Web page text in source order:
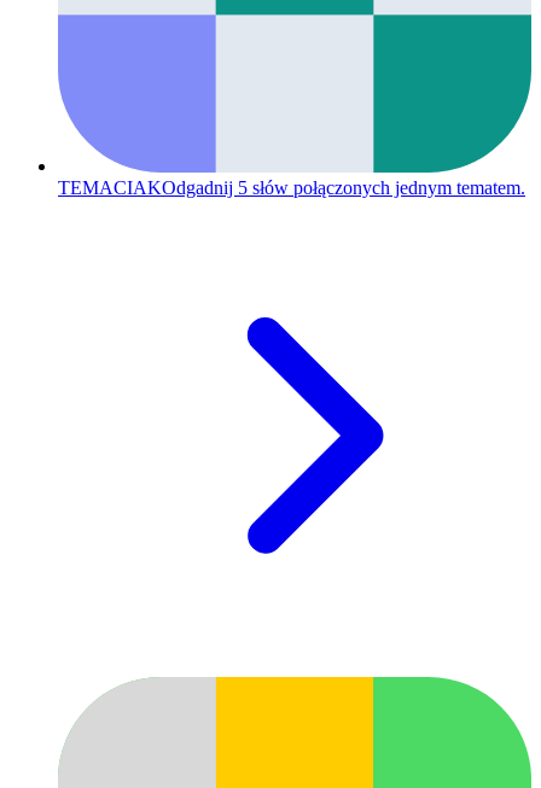
TEMACIAKOdgadnij 5 słów połączonych jednym tematem.